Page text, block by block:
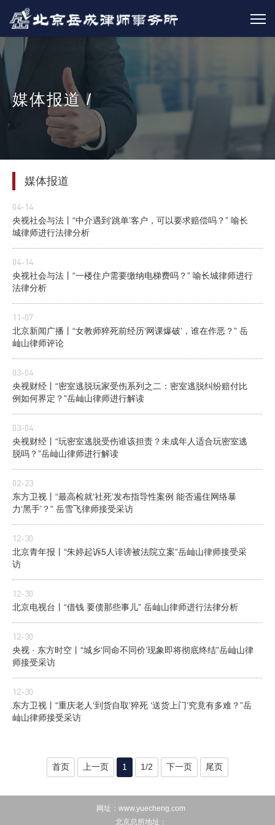
媒体报道 /
媒体报道
04-14
央视社会与法丨“中介遇到‘跳单’客户，可以要求赔偿吗？” 喻长
城律师进行法律分析
04-14
央视社会与法丨“一楼住户需要缴纳电梯费吗？” 喻长城律师进行
法律分析
11-07
北京新闻广播丨“女教师猝死前经历‘网课爆破’，谁在作恶？” 岳
屾山律师评论
03-04
央视财经丨“密室逃脱玩家受伤系列之二：密室逃脱纠纷赔付比
例如何界定？”岳屾山律师进行解读
03-04
央视财经丨“玩密室逃脱受伤谁该担责？未成年人适合玩密室逃
脱吗？”岳屾山律师进行解读
02-23
东方卫视丨“最高检就‘社死’发布指导性案例 能否遏住网络暴
力‘黑手’？” 岳雪飞律师接受采访
12-30
北京青年报丨“朱婷起诉5人诽谤被法院立案”岳屾山律师接受采
访
12-30
北京电视台丨“借钱 要债那些事儿” 岳屾山律师进行法律分析
12-30
央视 · 东方时空丨“城乡‘同命不同价’现象即将彻底终结”岳屾山律
师接受采访
12-30
东方卫视丨“重庆老人‘到货自取’猝死 ‘送货上门’究竟有多难？”岳
屾山律师接受采访
首页 上一页 1 1/2 下一页 尾页
网址：www.yuecheng.com
北京总所地址：